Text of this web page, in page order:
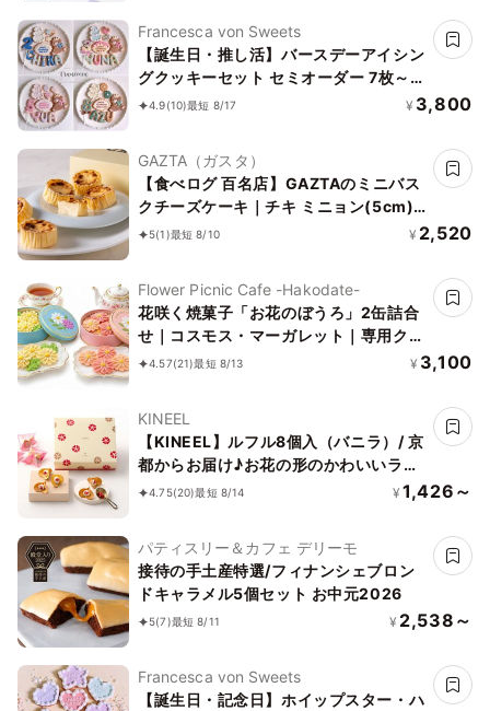
Francesca von Sweets
【誕生日・推し活】バースデーアイシン
グクッキーセット セミオーダー 7枚～入
り4.9(10)最短 8/17 ¥ 3,800
GAZTA（ガスタ）
【食べログ 百名店】GAZTAのミニバス
クチーズケーキ｜チキ ミニョン(5cm)
6個入り
5(1)最短 8/10 ¥ 2,520
Flower Picnic Cafe -Hakodate-
花咲く焼菓子「お花のぼうろ」2缶詰合
せ｜コスモス・マーガレット｜専用クリ
アケース付き｜
4.57(21)最短 8/13 ¥ 3,100
KINEEL
【KINEEL】ルフル8個入（バニラ）/ 京
都からお届け♪お花の形のかわいいラン
グドシャスイーツ（焼菓子8個セット）
4.75(20)最短 8/14 ¥ 1,426～
パティスリー＆カフェ デリーモ
接待の手土産特選/フィナンシェブロン
ドキャラメル5個セット お中元2026
5(7)最短 8/11 ¥ 2,538～
Francesca von Sweets
【誕生日・記念日】ホイップスター・ハ